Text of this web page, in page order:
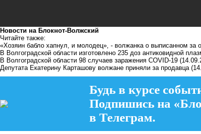
Новости на Блoкнoт-Волжский
Читайте также:
«Хозяин бабло хапнул, и молодец», - волжанка о выписанном за
В Волгоградской области изготовлено 235 доз антиковидной
В Волгоградской области 98 случаев заражения COVID-19
Депутата Екатерину Карташову волжане приняли за продавца
Будь в курсе
Подпишись на
в Телеграм.